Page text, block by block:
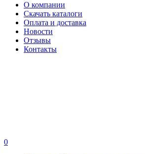
О компании
Скачать каталоги
Оплата и доставка
Новости
Отзывы
Контакты
0